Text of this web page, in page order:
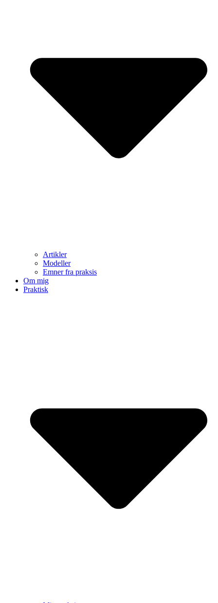
Artikler
Modeller
Emner fra praksis
Om mig
Praktisk